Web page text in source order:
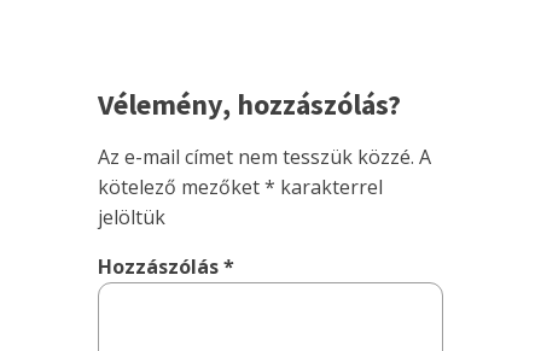
Vélemény, hozzászólás?
Az e-mail címet nem tesszük közzé. A
kötelező mezőket* karakterrel
jelöltük
Hozzászólás*